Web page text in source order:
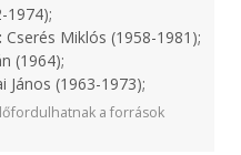
1974);
Cserés Miklós (1958-1981);
(1964);
János (1963-1973);
a források